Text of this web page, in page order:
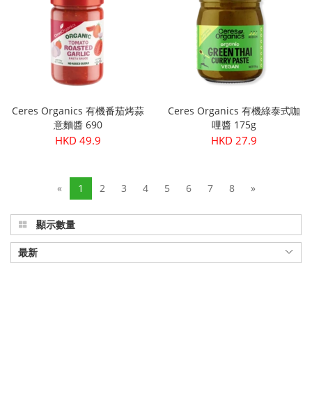
Ceres Organics 有機番茄烤蒜
意麵醬 690
HKD 49.9
Ceres Organics 有機綠泰式咖
哩醬 175g
HKD 27.9
« 1 2 3 4 5 6 7 8 »
顯示數量
最新